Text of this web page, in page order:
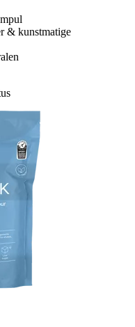
& kunstmatige